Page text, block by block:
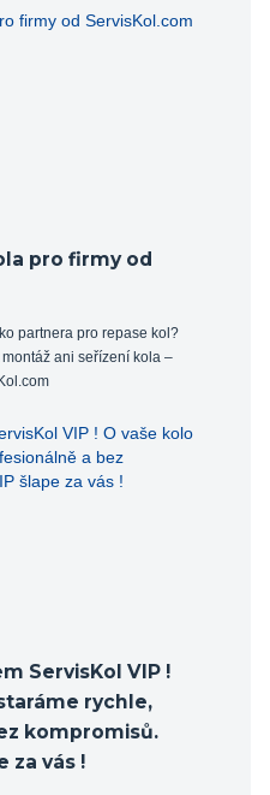
pro firmy od
partnera pro repase kol?
ani seřízení kola –
ServisKol VIP !
rychle,
kompromisů.
za vás !